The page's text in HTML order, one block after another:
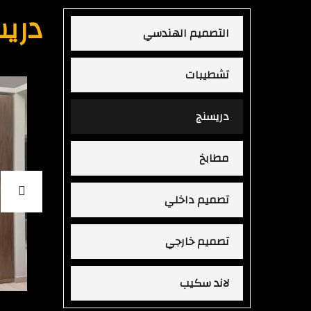
التصميم الهندسي
تشطيبات
دريسنج
مطابخ
تصميم داخلي
تصميم خارجي
لاند سكيب